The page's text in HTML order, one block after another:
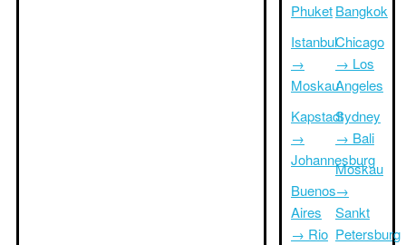
Phuket
Istanbul
→
Moskau
Kapstadt
→
Johannesburg
Buenos
Aires
→ Rio
Bangkok
Chicago
→ Los
Angeles
Sydney
→ Bali
Moskau
→
Sankt
Petersburg